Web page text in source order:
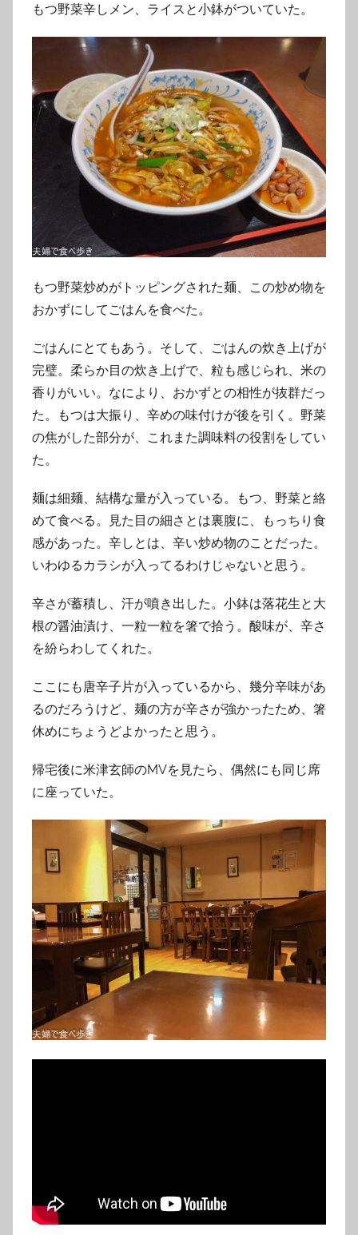
もつ野菜辛しメン、ライスと小鉢がついていた。
もつ野菜炒めがトッピングされた麺、この炒め物を
おかずにしてごはんを食べた。
ごはんにとてもあう。そして、ごはんの炊き上げが
完璧。柔らか目の炊き上げで、粒も感じられ、米の
香りがいい。なにより、おかずとの相性が抜群だっ
た。もつは大振り、辛めの味付けが後を引く。野菜
の焦がした部分が、これまた調味料の役割をしてい
た。
麺は細麺、結構な量が入っている。もつ、野菜と絡
めて食べる。見た目の細さとは裏腹に、もっちり食
感があった。辛しとは、辛い炒め物のことだった。
いわゆるカラシが入ってるわけじゃないと思う。
辛さが蓄積し、汗が噴き出した。小鉢は落花生と大
根の醤油漬け、一粒一粒を箸で拾う。酸味が、辛さ
を紛らわしてくれた。
ここにも唐辛子片が入っているから、幾分辛味があ
るのだろうけど、麺の方が辛さが強かったため、箸
休めにちょうどよかったと思う。
帰宅後に米津玄師のMVを見たら、偶然にも同じ席
に座っていた。